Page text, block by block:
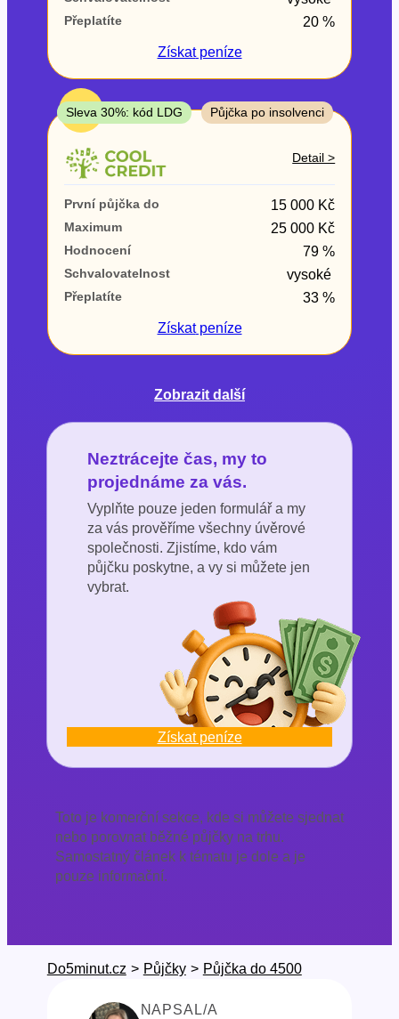
ano
V hotovosti
ano
ne
Přeplatíte
20 %
Získatpeníze
TOP
Sleva 30%: kód LDG Půjčka po insolvenci
Detail >
První půjčka do 15 000 Kč
Maximum 25 000 Kč
Hodnocení 79 %
Schvalovatelnost vysoké
Přeplatíte
33 %
Získatpeníze
Zobrazit další
Neztrácejte čas, my to
projednáme za vás.
Vyplňte pouze jeden formulář a my
za vás prověříme všechny úvěrové
společnosti. Zjistíme, kdo vám
půjčku poskytne, a vy si můžete jen
vybrat.
Získat peníze
Toto je komerční sekce, kde si můžete sjednat
nebo porovnat běžné půjčky na trhu.
Samostatný článek k tématu je dole a je
pouze informační.
Do5minut.cz > Půjčky > Půjčka do 4500
NAPSAL/A